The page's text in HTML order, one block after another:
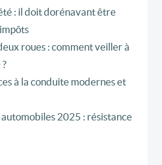
: il doit dorénavant être
roues : comment veiller à
à la conduite modernes et
2025 : résistance